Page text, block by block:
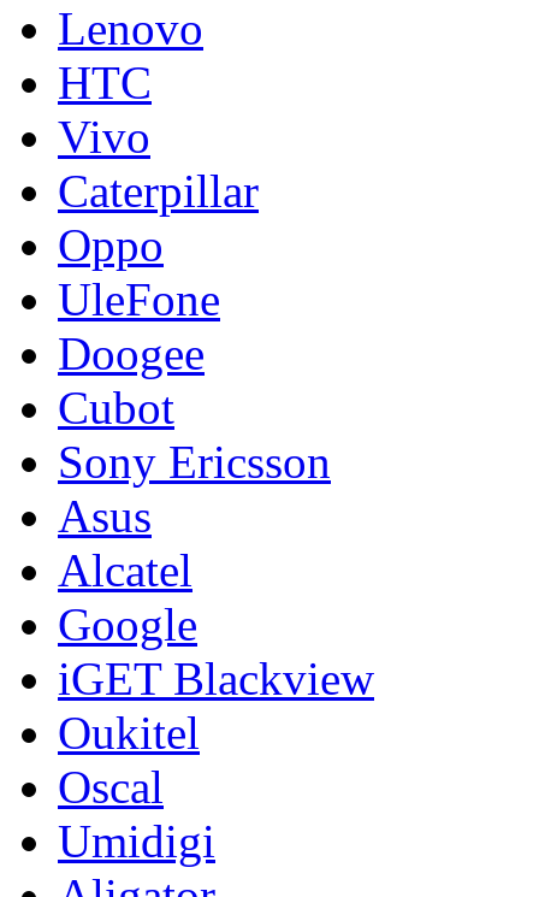
Lenovo
HTC
Vivo
Caterpillar
Oppo
UleFone
Doogee
Cubot
Sony Ericsson
Asus
Alcatel
Google
iGET Blackview
Oukitel
Oscal
Umidigi